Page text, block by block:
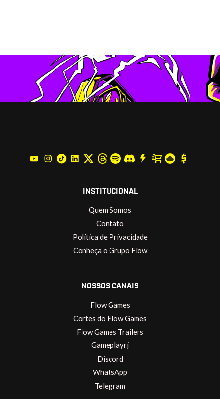
INSTITUCIONAL
Quem Somos
Contato
Política de Privacidade
Conheça o Grupo Flow
NOSSOS CANAIS
Flow Games
Cortes do Flow Games
Flow Games Trailers
Gameplayrj
Discord
WhatsApp
Telegram